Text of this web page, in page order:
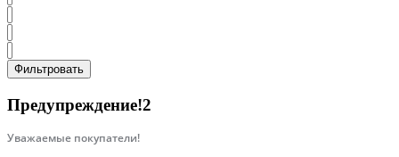
Фильтровать
Предупреждение!2
Уважаемые покупатели!